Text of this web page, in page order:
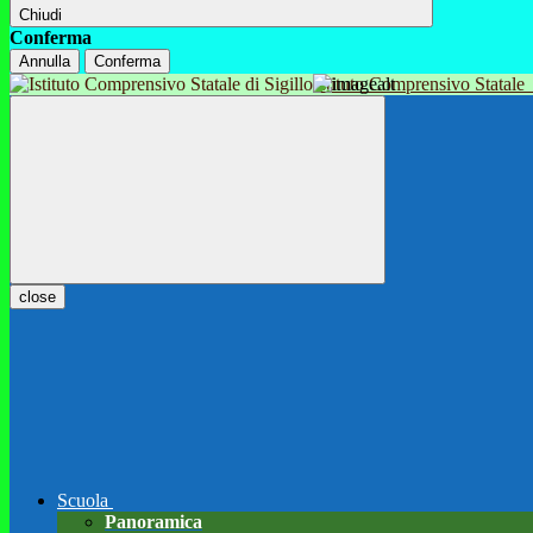
Chiudi
Conferma
Annulla Conferma
Istituto Comprensivo Statale
close
Scuola
Panoramica